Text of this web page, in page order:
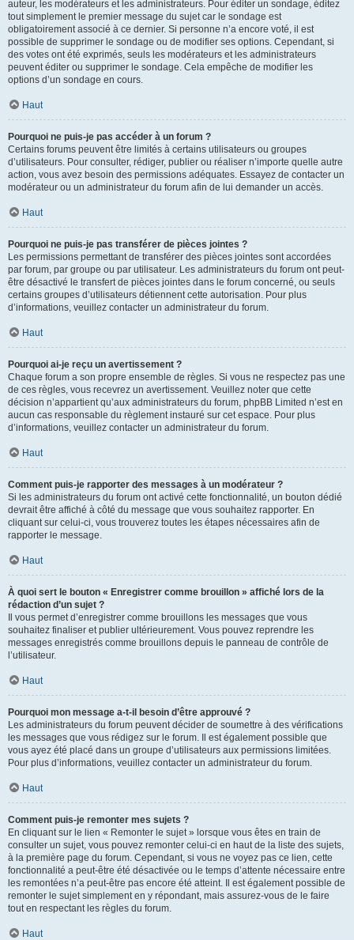
auteur, les modérateurs et les administrateurs. Pour éditer un sondage, éditez
tout simplement le premier message du sujet car le sondage est
obligatoirement associé à ce dernier. Si personne n’a encore voté, il est
possible de supprimer le sondage ou de modifier ses options. Cependant, si
des votes ont été exprimés, seuls les modérateurs et les administrateurs
peuvent éditer ou supprimer le sondage. Cela empêche de modifier les
options d’un sondage en cours.
Haut
Pourquoi ne puis-je pas accéder à un forum ?
Certains forums peuvent être limités à certains utilisateurs ou groupes
d’utilisateurs. Pour consulter, rédiger, publier ou réaliser n’importe quelle autre
action, vous avez besoin des permissions adéquates. Essayez de contacter un
modérateur ou un administrateur du forum afin de lui demander un accès.
Haut
Pourquoi ne puis-je pas transférer de pièces jointes ?
Les permissions permettant de transférer des pièces jointes sont accordées
par forum, par groupe ou par utilisateur. Les administrateurs du forum ont peut-
être désactivé le transfert de pièces jointes dans le forum concerné, ou seuls
certains groupes d’utilisateurs détiennent cette autorisation. Pour plus
d’informations, veuillez contacter un administrateur du forum.
Haut
Pourquoi ai-je reçu un avertissement ?
Chaque forum a son propre ensemble de règles. Si vous ne respectez pas une
de ces règles, vous recevrez un avertissement. Veuillez noter que cette
décision n’appartient qu’aux administrateurs du forum, phpBB Limited n’est en
aucun cas responsable du règlement instauré sur cet espace. Pour plus
d’informations, veuillez contacter un administrateur du forum.
Haut
Comment puis-je rapporter des messages à un modérateur ?
Si les administrateurs du forum ont activé cette fonctionnalité, un bouton dédié
devrait être affiché à côté du message que vous souhaitez rapporter. En
cliquant sur celui-ci, vous trouverez toutes les étapes nécessaires afin de
rapporter le message.
Haut
À quoi sert le bouton « Enregistrer comme brouillon » affiché lors de la
rédaction d’un sujet ?
Il vous permet d’enregistrer comme brouillons les messages que vous
souhaitez finaliser et publier ultérieurement. Vous pouvez reprendre les
messages enregistrés comme brouillons depuis le panneau de contrôle de
l’utilisateur.
Haut
Pourquoi mon message a-t-il besoin d’être approuvé ?
Les administrateurs du forum peuvent décider de soumettre à des vérifications
les messages que vous rédigez sur le forum. Il est également possible que
vous ayez été placé dans un groupe d’utilisateurs aux permissions limitées.
Pour plus d’informations, veuillez contacter un administrateur du forum.
Haut
Comment puis-je remonter mes sujets ?
En cliquant sur le lien « Remonter le sujet » lorsque vous êtes en train de
consulter un sujet, vous pouvez remonter celui-ci en haut de la liste des sujets,
à la première page du forum. Cependant, si vous ne voyez pas ce lien, cette
fonctionnalité a peut-être été désactivée ou le temps d’attente nécessaire entre
les remontées n’a peut-être pas encore été atteint. Il est également possible de
remonter le sujet simplement en y répondant, mais assurez-vous de le faire
tout en respectant les règles du forum.
Haut